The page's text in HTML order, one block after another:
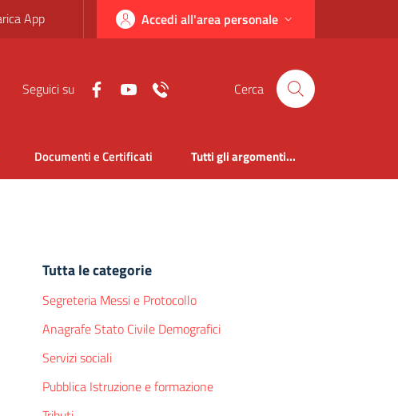
App Accedi all'area personale
Seguici su Cerca
Documenti e Certificati Tutti gli argomenti...
Tutta le categorie
Segreteria Messi e Protocollo
Anagrafe Stato Civile Demografici
Servizi sociali
Pubblica Istruzione e formazione